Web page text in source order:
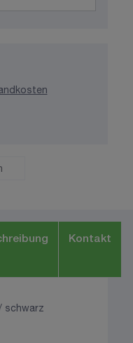
Kontakt
schwarz